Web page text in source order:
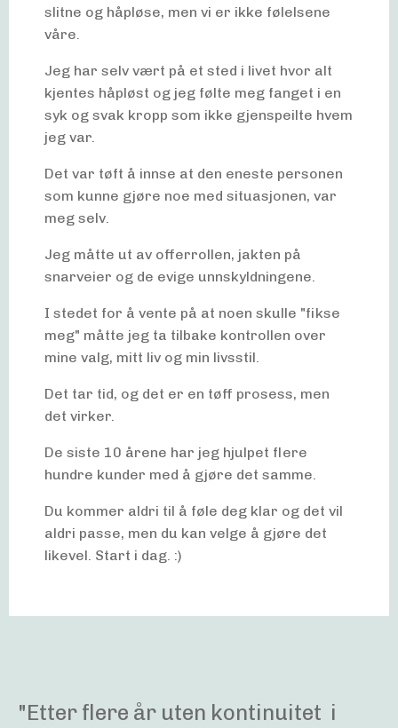
slitne og håpløse, men vi er ikke følelsene
våre.
Jeg har selv vært på et sted i livet hvor alt
kjentes håpløst og jeg følte meg fanget i en
syk og svak kropp som ikke gjenspeilte hvem
jeg var.
Det var tøft å innse at den eneste personen
som kunne gjøre noe med situasjonen, var
meg selv.
Jeg måtte ut av offerrollen, jakten på
snarveier og de evige unnskyldningene.
I stedet for å vente på at noen skulle "fikse
meg" måtte jeg ta tilbake kontrollen over
mine valg, mitt liv og min livsstil.
Det tar tid, og det er en tøff prosess, men
det virker.
De siste 10 årene har jeg hjulpet flere
hundre kunder med å gjøre det samme.
Du kommer aldri til å føle deg klar og det vil
aldri passe, men du kan velge å gjøre det
likevel. Start i dag. :)
"Etter flere år uten kontinuitet i